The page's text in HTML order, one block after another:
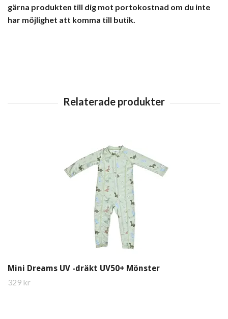
gärna produkten till dig mot portokostnad om du inte
har möjlighet att komma till butik.
Mini Dreams UV -dräkt UV50+ Mönster
329 kr